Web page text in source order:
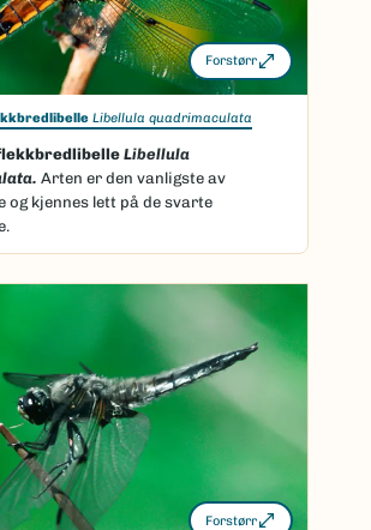
Forstørr
Libellula quadrimaculata
Libellula
Arten er den vanligste av
og kjennes lett på de svarte
Forstørr